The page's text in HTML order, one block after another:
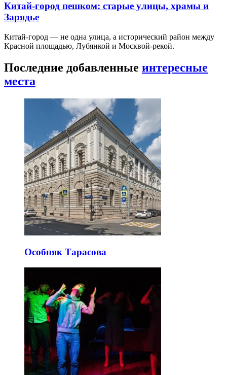
Китай-город пешком: старые улицы, храмы и
Зарядье
Китай-город — не одна улица, а исторический район между
Красной площадью, Лубянкой и Москвой-рекой.
Последние добавленные интересные
места
Особняк Тарасова